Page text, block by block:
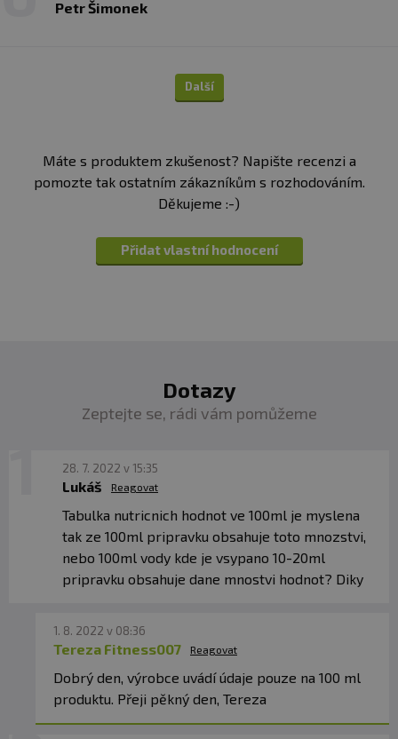
Petr Šimonek
Další
Máte s produktem zkušenost? Napište recenzi a
pomozte tak ostatním zákazníkům s rozhodováním.
Děkujeme :-)
Přidat vlastní hodnocení
Dotazy
Zeptejte se, rádi vám pomůžeme
28. 7. 2022 v 15:35
Lukáš Reagovat
Tabulka nutricnich hodnot ve 100ml je myslena
tak ze 100ml pripravku obsahuje toto mnozstvi,
nebo 100ml vody kde je vsypano 10-20ml
pripravku obsahuje dane mnostvi hodnot? Diky
1. 8. 2022 v 08:36
Tereza Fitness007 Reagovat
Dobrý den, výrobce uvádí údaje pouze na 100 ml
produktu. Přeji pěkný den, Tereza